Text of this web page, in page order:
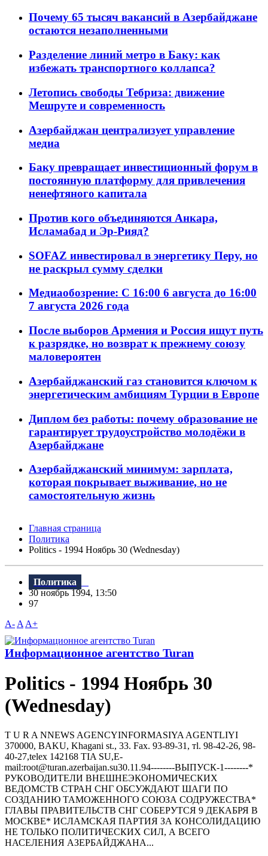
Почему 65 тысяч вакансий в Азербайджане
остаются незаполненными
Разделение линий метро в Баку: как
избежать транспортного коллапса?
Летопись свободы Тебриза: движение
Мешруте и современность
Азербайджан централизует управление
медиа
Баку превращает инвестиционный форум в
постоянную платформу для привлечения
ненефтяного капитала
Против кого объединяются Анкара,
Исламабад и Эр-Рияд?
SOFAZ инвестировал в энергетику Перу, но
не раскрыл сумму сделки
Медиаобозрение: С 16:00 6 августа до 16:00
7 августа 2026 года
После выборов Армения и Россия ищут путь
к разрядке, но возврат к прежнему союзу
маловероятен
Азербайджанский газ становится ключом к
энергетическим амбициям Турции в Европе
Диплом без работы: почему образование не
гарантирует трудоустройство молодёжи в
Азербайджане
Азербайджанский минимум: зарплата,
которая покрывает выживание, но не
самостоятельную жизнь
Главная страница
Политика
Politics - 1994 Ноябрь 30 (Wednesday)
Политика
30 ноябрь 1994, 13:50
97
A- A A+
Информационное агентство Turan
Politics - 1994 Ноябрь 30
(Wednesday)
T U R A NNEWS AGENCYINFORMASIYA AGENTLIYI
370000, BAKU, Khagani st., 33. Fax. 93-89-31, тl. 98-42-26, 98-
40-27,telex 142168 TIA SU,E-
mail:root@turan.azerbaijan.su30.11.94--------ВЫПУСК-1--------*
РУКОВОДИТЕЛИ ВНЕШНЕЭКОНОМИЧЕСКИХ
ВЕДОМСТВ СТРАН СНГ ОБСУЖДАЮТ ШАГИ ПО
СОЗДАНИЮ ТАМОЖЕННОГО СОЮЗА СОДРУЖЕСТВА*
ГЛАВЫ ПРАВИТЕЛЬСТВ СНГ СОБЕРУТСЯ 9 ДЕКАБРЯ В
МОСКВЕ* ИСЛАМСКАЯ ПАРТИЯ ЗА КОНСОЛИДАЦИЮ
НЕ ТОЛЬКО ПОЛИТИЧЕСКИХ СИЛ, А ВСЕГО
НАСЕЛЕНИЯ АЗЕРБАЙДЖАНА...